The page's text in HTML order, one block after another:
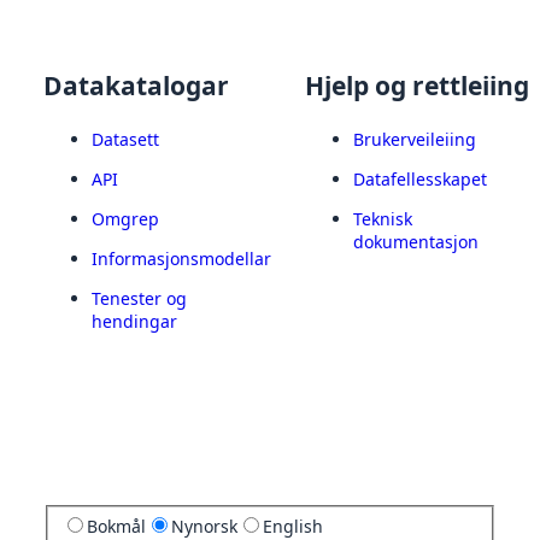
Datakatalogar
Datasett
API
Omgrep
Informasjonsmodellar
Tenester og
hendingar
Hjelp og rettleiing
Brukerveileiing
Datafellesskapet
Teknisk
dokumentasjon
Bokmål Nynorsk English